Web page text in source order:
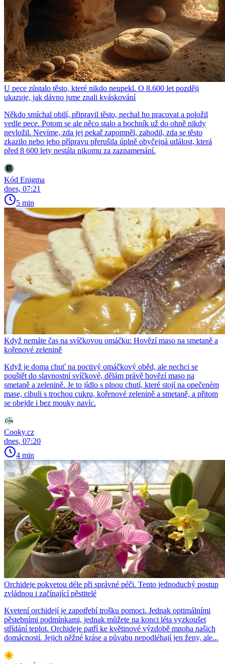
U pece zůstalo těsto, které nikdo neupekl. O 8.600 let později
ukazuje, jak dávno jsme znali kváskování
Někdo smíchal obilí, připravil těsto, nechal ho pracovat a položil
vedle pece. Potom se ale něco stalo a bochník už do ohně nikdy
nevložil. Nevíme, zda jej pekař zapomněl, zahodil, zda se těsto
zkazilo nebo jeho přípravu přerušila úplně obyčejná událost, která
před 8 600 lety nestála nikomu za zaznamenání.
Kód Enigma
dnes, 07:21
5 min
Když nemáte čas na svíčkovou omáčku: Hovězí maso na smetaně a
kořenové zelenině
Když je doma chuť na poctivý omáčkový oběd, ale nechci se
pouštět do slavnostní svíčkové, dělám právě hovězí maso na
smetaně a zelenině. Je to jídlo s plnou chutí, které stojí na opečeném
mase, cibuli s trochou cukru, kořenové zelenině a smetaně, a přitom
se obejde i bez mouky navíc.
Cooky.cz
dnes, 07:20
4 min
Orchideje pokvetou déle při správné péči. Tento jednoduchý postup
zvládnou i začínající pěstitelé
Kvetení orchidejí je zapotřebí trošku pomoci. Jednak optimálními
pěstebními podmínkami, jednak můžete na konci léta vyzkoušet
střídání teplot. Orchideje patří ke květinové výzdobě mnoha našich
domácností. Jejich něžné kráse a půvabu nepodléhají jen ženy, ale...